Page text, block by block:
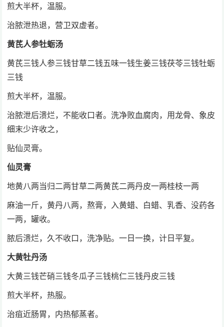
煎大半杯，温服。
治脓泄热退，营卫双虚者。
黄芪人参牡蛎汤
黄芪三钱人参三钱甘草二钱五味一钱生姜三钱茯苓三钱牡蛎
三钱
煎大半杯，温服。
治脓泄后溃烂，不能收口者。洗净败血腐肉，用龙骨、象皮
细末少许收之，
贴仙灵膏。
仙灵膏
地黄八两当归二两甘草二两黄芪二两丹皮一两桂枝一两
麻油一斤，黄丹八两，熬膏，入黄蜡、白蜡、乳香、没药各
一两，罐收。
脓后溃烂，久不收口，洗净贴。一日一换，计日平复。
大黄牡丹汤
大黄三钱芒硝三钱冬瓜子三钱桃仁三钱丹皮三钱
煎大半杯，热服。
治疽近肠胃，内热郁蒸者。